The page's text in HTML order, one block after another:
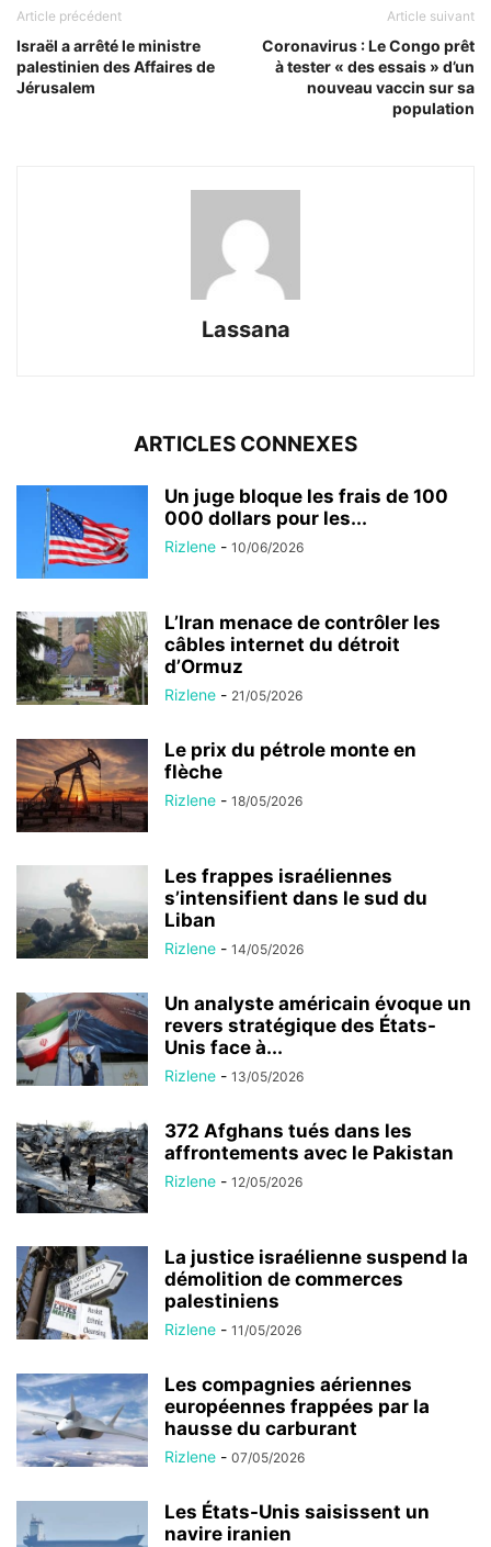
Article précédent
Israël a arrêté le ministre
palestinien des Affaires de
Jérusalem
Article suivant
Coronavirus : Le Congo prêt
à tester « des essais » d’un
nouveau vaccin sur sa
population
Lassana
ARTICLES CONNEXES
Un juge bloque les frais de 100
000 dollars pour les...
Rizlene - 10/06/2026
L’Iran menace de contrôler les
câbles internet du détroit
d’Ormuz
Rizlene - 21/05/2026
Le prix du pétrole monte en
flèche
Rizlene - 18/05/2026
Les frappes israéliennes
s’intensifient dans le sud du
Liban
Rizlene - 14/05/2026
Un analyste américain évoque un
revers stratégique des États-
Unis face à...
Rizlene - 13/05/2026
372 Afghans tués dans les
affrontements avec le Pakistan
Rizlene - 12/05/2026
La justice israélienne suspend la
démolition de commerces
palestiniens
Rizlene - 11/05/2026
Les compagnies aériennes
européennes frappées par la
hausse du carburant
Rizlene - 07/05/2026
Les États-Unis saisissent un
navire iranien